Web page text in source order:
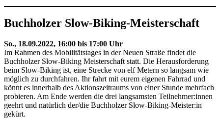
Buchholzer Slow-Biking-Meisterschaft
So., 18.09.2022, 16:00 bis 17:00 Uhr
Im Rahmen des Mobilitätstages in der Neuen Straße findet die
Buchholzer Slow-Biking Meisterschaft statt. Die Herausforderung
beim Slow-Biking ist, eine Strecke von elf Metern so langsam wie
möglich zu durchfahren. Ihr fahrt mit eurem eigenen Fahrrad und
könnt es innerhalb des Aktionszeitraums von einer Stunde mehrfach
probieren. Am Ende werden die drei langsamsten Teilnehmer:innen
geehrt und natürlich der/die Buchholzer Slow-Biking-Meister:in
gekürt.